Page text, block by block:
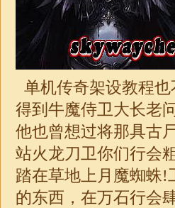
单机传奇架设教程
得到牛魔侍卫大长老
他也曾想过将那具古
站火龙刀卫你们行会
踏在草地上月魔蜘蛛!
的东西，在万石行会